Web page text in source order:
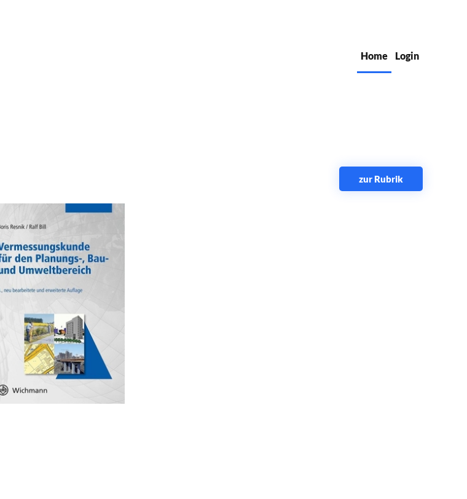
Home
Login
zur Rubrik